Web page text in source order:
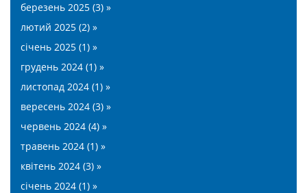
березень 2025 (3) »
лютий 2025 (2) »
січень 2025 (1) »
грудень 2024 (1) »
листопад 2024 (1) »
вересень 2024 (3) »
червень 2024 (4) »
травень 2024 (1) »
квітень 2024 (3) »
січень 2024 (1) »